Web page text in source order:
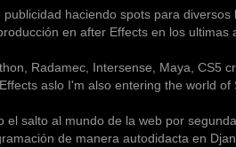
haciendo spots para diversos
en after Effects en los ultimas
Radamec, Intersense, Maya, CS5
aslo I'm also entering the world
al mundo de la web por segunda
de manera autodidacta en